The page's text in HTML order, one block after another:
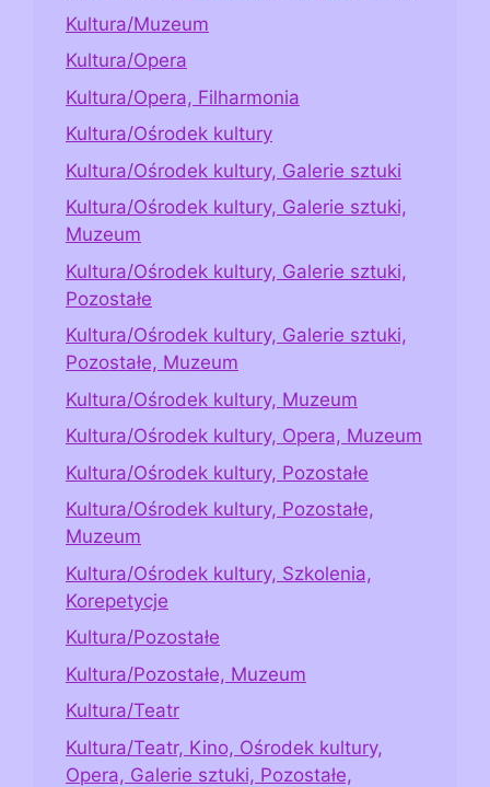
Kultura/Muzeum
Kultura/Opera
Kultura/Opera, Filharmonia
Kultura/Ośrodek kultury
Kultura/Ośrodek kultury, Galerie sztuki
Kultura/Ośrodek kultury, Galerie sztuki,
Muzeum
Kultura/Ośrodek kultury, Galerie sztuki,
Pozostałe
Kultura/Ośrodek kultury, Galerie sztuki,
Pozostałe, Muzeum
Kultura/Ośrodek kultury, Muzeum
Kultura/Ośrodek kultury, Opera, Muzeum
Kultura/Ośrodek kultury, Pozostałe
Kultura/Ośrodek kultury, Pozostałe,
Muzeum
Kultura/Ośrodek kultury, Szkolenia,
Korepetycje
Kultura/Pozostałe
Kultura/Pozostałe, Muzeum
Kultura/Teatr
Kultura/Teatr, Kino, Ośrodek kultury,
Opera, Galerie sztuki, Pozostałe,